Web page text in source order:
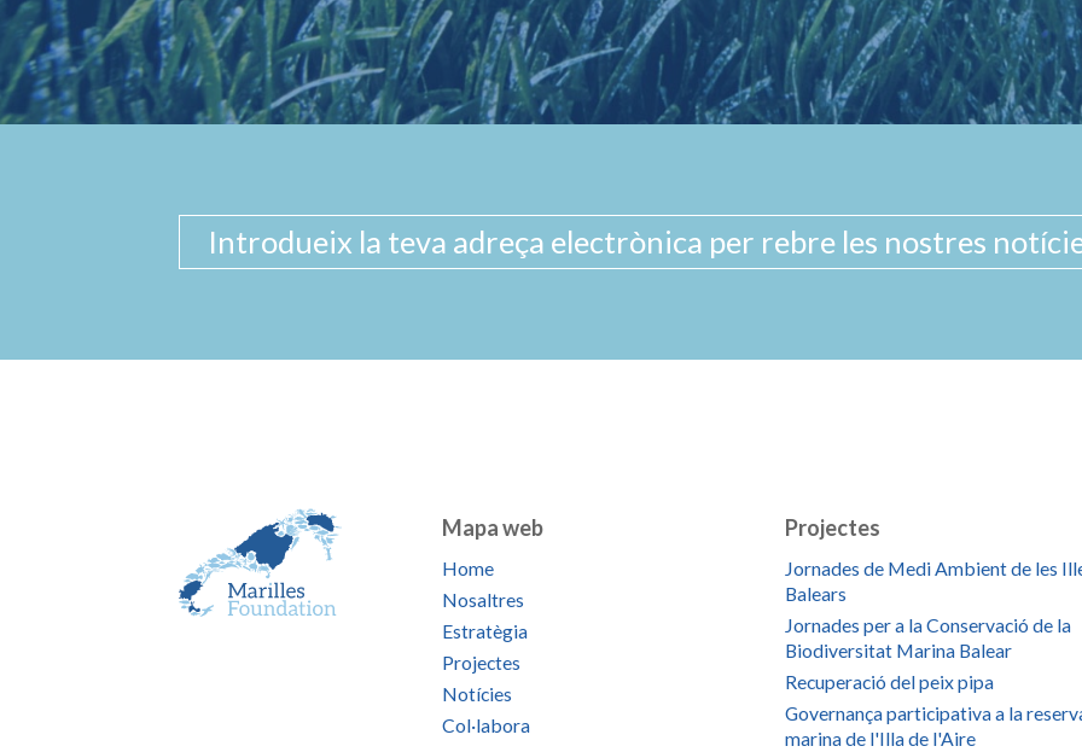
Mapa web
Home
Nosaltres
Estratègia
Projectes
Notícies
Col·labora
Projectes
Jornades de Medi Ambient de les
Balears
Jornades per a la Conservació de la
Biodiversitat Marina Balear
Recuperació del peix pipa
Governança participativa a la
marina de l'Illa de l'Aire